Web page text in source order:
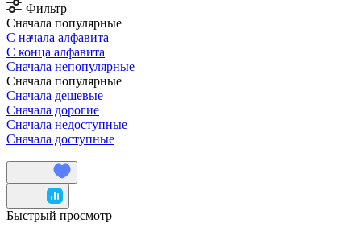
Фильтр
Сначала популярные
С начала алфавита
С конца алфавита
Сначала непопулярные
Сначала популярные
Сначала дешевые
Сначала дорогие
Сначала недоступные
Сначала доступные
Быстрый просмотр